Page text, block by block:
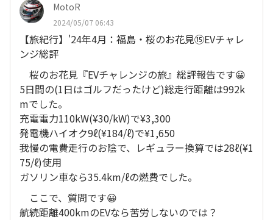
MotoR
2024/05/07 06:43
【旅紀行】'24年4月：福島・桜のお花見⑮EVチャレ
ンジ総評
桜のお花見『EVチャレンジの旅』総評報告です😀
5日間の(1日はゴルフだったけど)総走行距離は992k
mでした。
充電電力110kW(¥30/kW)で¥3,300
発電機ハイオク9ℓ(¥184/ℓ)で¥1,650
我慢の電費走行のお陰で、レギュラー換算では28ℓ(¥1
75/ℓ)使用
ガソリン車なら35.4km/ℓの燃費でした。
ここで、質問です😀
航続距離400kmのEVなら苦労しないのでは？